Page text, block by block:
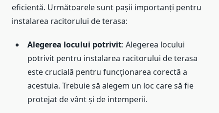
eficientă. Următoarele sunt pașii importanți pentru
instalarea racitorului de terasa:
Alegerea locului potrivit: Alegerea locului
potrivit pentru instalarea racitorului de terasa
este crucială pentru funcționarea corectă a
acestuia. Trebuie să alegem un loc care să fie
protejat de vânt și de intemperii.